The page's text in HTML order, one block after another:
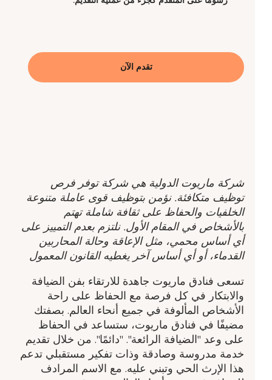
شركة ماريوت الدولية هي شركة توفر فرص
توظيف متكافئة. نؤمن بتوظيف قوى عاملة متنوعة
الخلفيات والحفاظ على ثقافة شاملة تهتم
بالأشخاص في المقام الأول. نلتزم بعدم التمييز على
أي أساس محمي، مثل الإعاقة وحالة المحاربين
القدماء، أو أي أساس آخر يغطيه القانون المعمول
تسعى فنادق ماريوت جاهدة للارتقاء بفن الضيافة
والابتكار في كل فرصة مع الحفاظ على راحة
الأشخاص المألوفة في جميع أنحاء العالم. بصفتك
مضيفًا في فنادق ماريوت، ستساعد في الحفاظ
على وعد "الضيافة الرائعة". "دائمًا". من خلال تقديم
خدمة مدروسة وصادقة وذات تفكير مستقبلي تدعم
هذا الإرث الحي وتبني عليه. مع الاسم المرادف
تقدم الآن